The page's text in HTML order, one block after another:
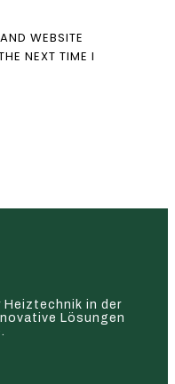
WEBSITE
NEXT TIME I
Heiztechnik in der
Lösungen